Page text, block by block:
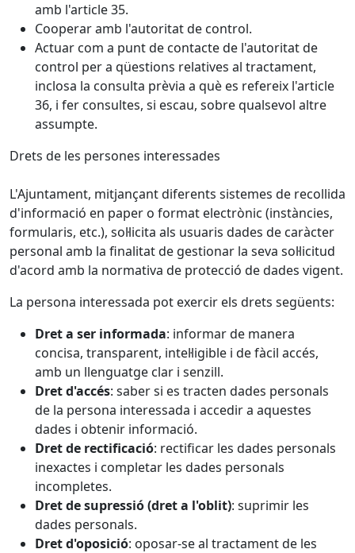
amb l'article 35.
Cooperar amb l'autoritat de control.
Actuar com a punt de contacte de l'autoritat de
control per a qüestions relatives al tractament,
inclosa la consulta prèvia a què es refereix l'article
36, i fer consultes, si escau, sobre qualsevol altre
assumpte.
Drets de les persones interessades
L'Ajuntament, mitjançant diferents sistemes de recollida
d'informació en paper o format electrònic (instàncies,
formularis, etc.), sol·licita als usuaris dades de caràcter
personal amb la finalitat de gestionar la seva sol·licitud
d'acord amb la normativa de protecció de dades vigent.
La persona interessada pot exercir els drets següents:
Dret a ser informada: informar de manera
concisa, transparent, intel·ligible i de fàcil accés,
amb un llenguatge clar i senzill.
Dret d'accés: saber si es tracten dades personals
de la persona interessada i accedir a aquestes
dades i obtenir informació.
Dret de rectificació: rectificar les dades personals
inexactes i completar les dades personals
incompletes.
Dret de supressió (dret a l'oblit): suprimir les
dades personals.
Dret d'oposició: oposar-se al tractament de les